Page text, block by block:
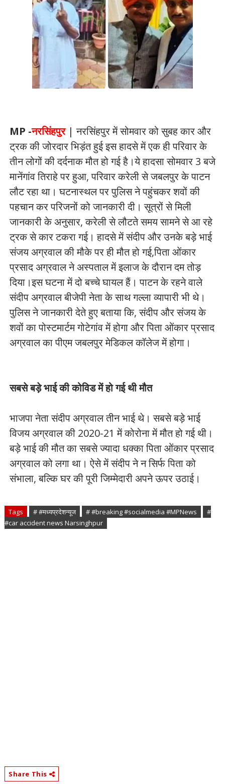
MP -नरसिंहपुर| नरसिंहपुर में सोमवार को सुबह कार और
ट्रक की जोरदार भिड़ंत हुई इस हादसे में एक ही परिवार के
तीन लोगों की दर्दनाक मौत हो गई है।ये हादसा सोमवार 3 बजे
मानेंगांव तिराहे पर हुआ, परिवार करेली से जबलपुर के पाटन
लौट रहा था। घटनास्थल पर पुलिस ने पहुंचकर शवों की
पहचान कर परिजनों को जानकारी दी। सूत्रों से मिली
जानकारी के अनुसार, करेली से लौटते समय सामने से आ रहे
ट्रक से कार टकरा गई। हादसे में संदीप और उनके बड़े भाई
संजय अग्रवाल की मौके पर ही मौत हो गई,पिता ओंकार
प्रसाद अग्रवाल ने अस्पताल में इलाज के दौरान दम तोड़
दिया।इस घटना में दो बच्चे घायल हैं। पाटन के रहने वाले
संदीप अग्रवाल बीजेपी नेता के साथ गल्ला व्यापारी भी थे।
पुलिस ने जानकारी देते हुए बताया कि, संदीप और संजय के
शवों का पोस्टमार्टम गोटेगांव में होगा और पिता ओंकार प्रसाद
अग्रवाल का पीएम जबलपुर मेडिकल कॉलेज में होगा।
सबसे बड़े भाई की कोविड में हो गई थी मौत
भाजपा नेता संदीप अग्रवाल तीन भाई थे। सबसे बड़े भाई
विजय अग्रवाल की 2020-21 में कोरोना में मौत हो गई थी।
बड़े भाई की मौत का सबसे ज्यादा धक्का पिता ओंकार प्रसाद
अग्रवाल को लगा था। ऐसे में संदीप ने न सिर्फ पिता को
संभाला, बल्कि घर की पूरी जिम्मेदारी अपने ऊपर उठाई।
Tags # #मध्यप्रदेशन्यूज # #breaking #socialmedia #MPNews
#
#car accident news Narsinghpur
Share This